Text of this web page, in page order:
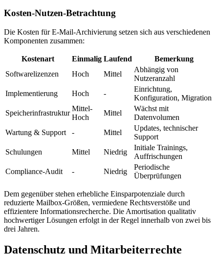
Kosten-Nutzen-Betrachtung
Die Kosten für E-Mail-Archivierung setzen sich aus verschiedenen
Komponenten zusammen:
Kostenart Einmalig Laufend
Bemerkung
Softwarelizenzen
Hoch Mittel
Abhängig von
Nutzeranzahl
Implementierung
Hoch -
Einrichtung,
Konfiguration, Migration
Speicherinfrastruktur
Mittel-
Hoch
Mittel
Wächst mit
Datenvolumen
Wartung & Support
- Mittel
Updates, technischer
Support
Schulungen
Mittel Niedrig
Initiale Trainings,
Auffrischungen
Compliance-Audit
- Niedrig
Periodische
Überprüfungen
Dem gegenüber stehen erhebliche Einsparpotenziale durch
reduzierte Mailbox-Größen, vermiedene Rechtsverstöße und
effizientere Informationsrecherche. Die Amortisation qualitativ
hochwertiger Lösungen erfolgt in der Regel innerhalb von zwei bis
drei Jahren.
Datenschutz und Mitarbeiterrechte